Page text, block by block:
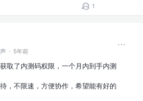
1
· 5年前
取了内测码权限，一个月内到手内测
，不限速，方便协作，希望能有好的